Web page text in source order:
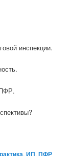
инспекции.
,ИП,ПФР